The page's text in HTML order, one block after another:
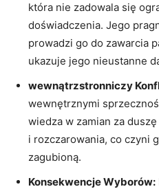
która nie zadowala się
doświadczenia. Jego
prowadzi go do zawarcia
ukazuje jego nieustanne
wewnątrzstronniczy
wewnętrznymi
wiedza w zamian za
i rozczarowania, co czyni
zagubioną.
Konsekwencje Wyborów: